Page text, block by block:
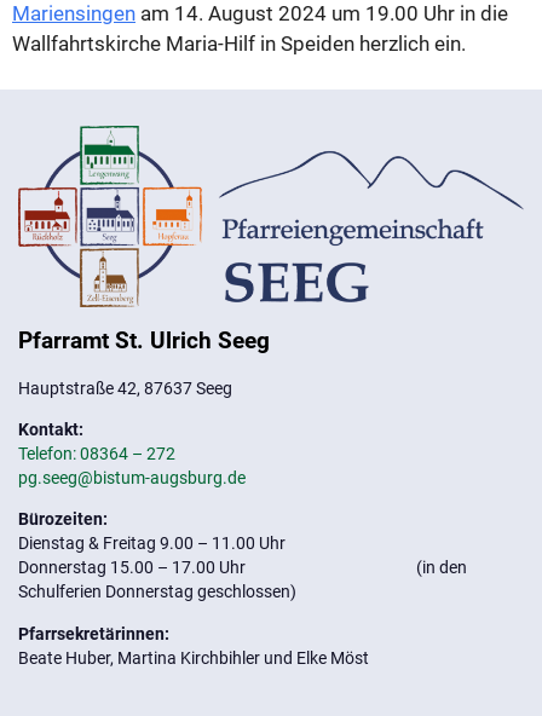
Mariensingen am 14. August 2024 um 19.00 Uhr in die
Wallfahrtskirche Maria-Hilf in Speiden herzlich ein.
Pfarramt St. Ulrich Seeg
Hauptstraße 42, 87637 Seeg
Kontakt:
Telefon: 08364 – 272
pg.seeg@bistum-augsburg.de
Bürozeiten:
Dienstag & Freitag 9.00 – 11.00 Uhr
Donnerstag 15.00 – 17.00 Uhr (in den
Schulferien Donnerstag geschlossen)
Pfarrsekretärinnen:
Beate Huber, Martina Kirchbihler und Elke Möst